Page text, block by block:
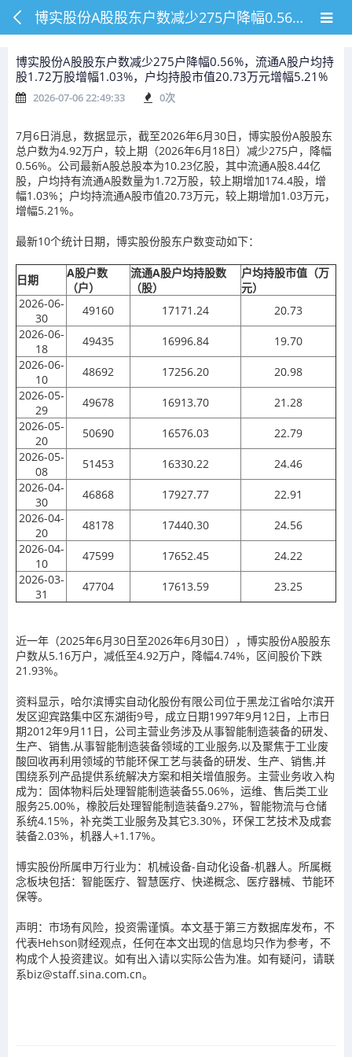
博实股份A股股东户数减少275户降幅0.56%，流通A股户均持股1.72万股增幅1.03%，户均持股市值20.73万元增幅5.21%
博实股份A股股东户数减少275户降幅0.56%，流通A股户均持
股1.72万股增幅1.03%，户均持股市值20.73万元增幅5.21%
2026-07-06 22:49:33 0次
7月6日消息，数据显示，截至2026年6月30日，博实股份A股股东
总户数为4.92万户，较上期（2026年6月18日）减少275户，降幅
0.56%。公司最新A股总股本为10.23亿股，其中流通A股8.44亿
股，户均持有流通A股数量为1.72万股，较上期增加174.4股，增
幅1.03%；户均持流通A股市值20.73万元，较上期增加1.03万元，
增幅5.21%。
最新10个统计日期，博实股份股东户数变动如下：
日期
A股户数
（户）
流通A股户均持股数
（股）
户均持股市值（万
元）
2026-06-
30
49160 17171.24
20.73
2026-06-
18
49435 16996.84
19.70
2026-06-
10
48692 17256.20
20.98
2026-05-
29
49678 16913.70
21.28
2026-05-
20
50690 16576.03
22.79
2026-05-
08
51453 16330.22
24.46
2026-04-
30
46868 17927.77
22.91
2026-04-
20
48178 17440.30
24.56
2026-04-
10
47599 17652.45
24.22
2026-03-
31
47704 17613.59 23.25
近一年（2025年6月30日至2026年6月30日），博实股份A股股东
户数从5.16万户，减低至4.92万户，降幅4.74%，区间股价下跌
21.93%。
资料显示，哈尔滨博实自动化股份有限公司位于黑龙江省哈尔滨开
发区迎宾路集中区东湖街9号，成立日期1997年9月12日，上市日
期2012年9月11日，公司主营业务涉及从事智能制造装备的研发、
生产、销售,从事智能制造装备领域的工业服务,以及聚焦于工业废
酸回收再利用领域的节能环保工艺与装备的研发、生产、销售,并
围绕系列产品提供系统解决方案和相关增值服务。主营业务收入构
成为：固体物料后处理智能制造装备55.06%，运维、售后类工业
服务25.00%，橡胶后处理智能制造装备9.27%，智能物流与仓储
系统4.15%，补充类工业服务及其它3.30%，环保工艺技术及成套
装备2.03%，机器人+1.17%。
博实股份所属申万行业为：机械设备-自动化设备-机器人。所属概
念板块包括：智能医疗、智慧医疗、快递概念、医疗器械、节能环
保等。
声明：市场有风险，投资需谨慎。本文基于第三方数据库发布，不
代表Hehson财经观点，任何在本文出现的信息均只作为参考，不
构成个人投资建议。如有出入请以实际公告为准。如有疑问，请联
系biz@staff.sina.com.cn。